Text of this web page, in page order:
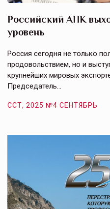
Российский АПК
уровень
Россия сегодня не только
продовольствием, но и
крупнейших мировых
Председатель…
ССТ, 2025 №4 СЕНТЯБРЬ